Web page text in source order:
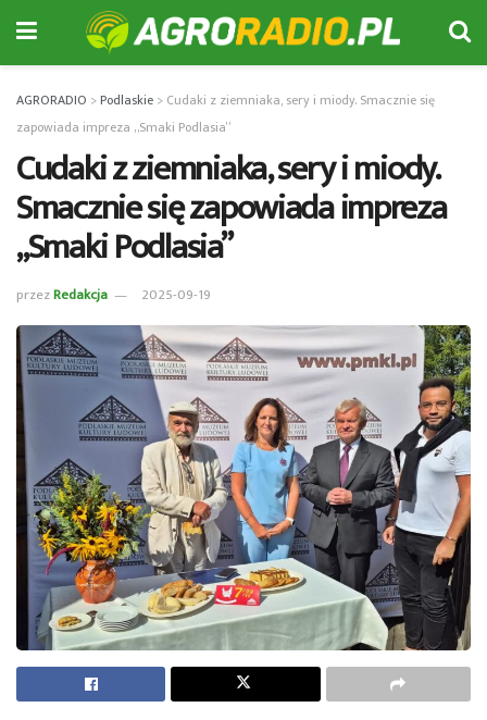
AGRORADIO >Podlaskie > Cudaki z ziemniaka, sery i miody. Smacznie się
zapowiada impreza „Smaki Podlasia”
Cudaki z ziemniaka, sery i miody.
Smacznie się zapowiada impreza
„Smaki Podlasia”
przezRedakcja 2025-09-19